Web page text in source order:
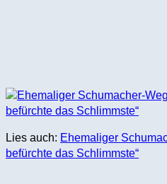
Lies auch: Ehemaliger
befürchte das Schlimmste“